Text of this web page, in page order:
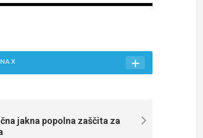
NA X
jakna popolna zaščita za